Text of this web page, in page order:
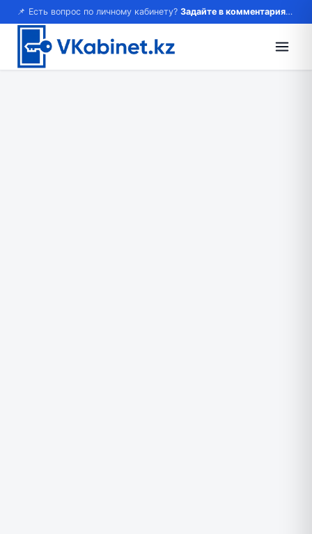
📌 Есть вопрос по личному кабинету? Задайте в комментариях — ответим!